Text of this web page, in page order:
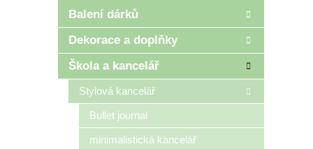
r
n
Balení dárků
Dekorace a doplňky
Škola a kancelář
Stylová kancelář
Bullet journal
minimalistická kancelář